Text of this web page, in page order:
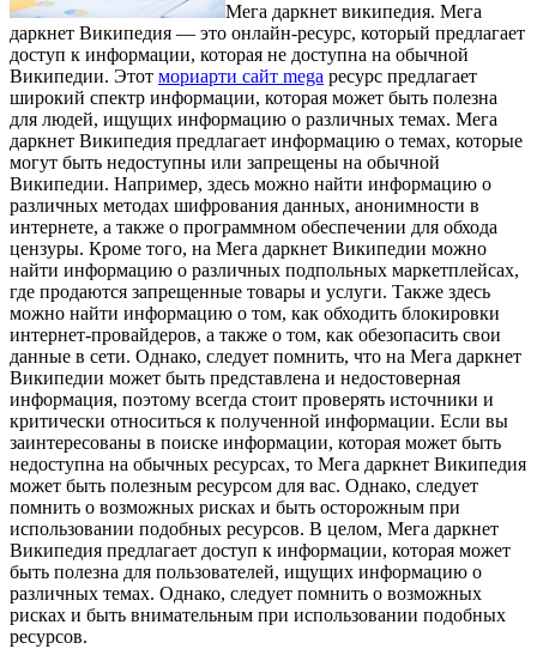
Мeгa дaркнeт википедия. Мега
даркнет Википедия — это онлайн-ресурс, который предлагает
доступ к информации, которая не доступна на обычной
Википедии. Этот мориарти сайт mega ресурс предлагает
широкий спектр информации, которая может быть полезна
для людей, ищущих информацию о различных темах. Мега
даркнет Википедия предлагает информацию о темах, которые
могут быть недоступны или запрещены на обычной
Википедии. Например, здесь можно найти информацию о
различных методах шифрования данных, анонимности в
интернете, а также о программном обеспечении для обхода
цензуры. Кроме того, на Мега даркнет Википедии можно
найти информацию о различных подпольных маркетплейсах,
где продаются запрещенные товары и услуги. Также здесь
можно найти информацию о том, как обходить блокировки
интернет-провайдеров, а также о том, как обезопасить свои
данные в сети. Однако, следует помнить, что на Мега даркнет
Википедии может быть представлена и недостоверная
информация, поэтому всегда стоит проверять источники и
критически относиться к полученной информации. Если вы
заинтересованы в поиске информации, которая может быть
недоступна на обычных ресурсах, то Мега даркнет Википедия
может быть полезным ресурсом для вас. Однако, следует
помнить о возможных рисках и быть осторожным при
использовании подобных ресурсов. В целом, Мега даркнет
Википедия предлагает доступ к информации, которая может
быть полезна для пользователей, ищущих информацию о
различных темах. Однако, следует помнить о возможных
рисках и быть внимательным при использовании подобных
ресурсов.